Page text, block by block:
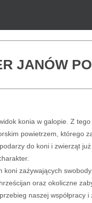
JANÓW
konia w galopie. Z
powietrzem, którego
do koni i zwierząt
koni zażywających
oraz okoliczne
naszej współpracy